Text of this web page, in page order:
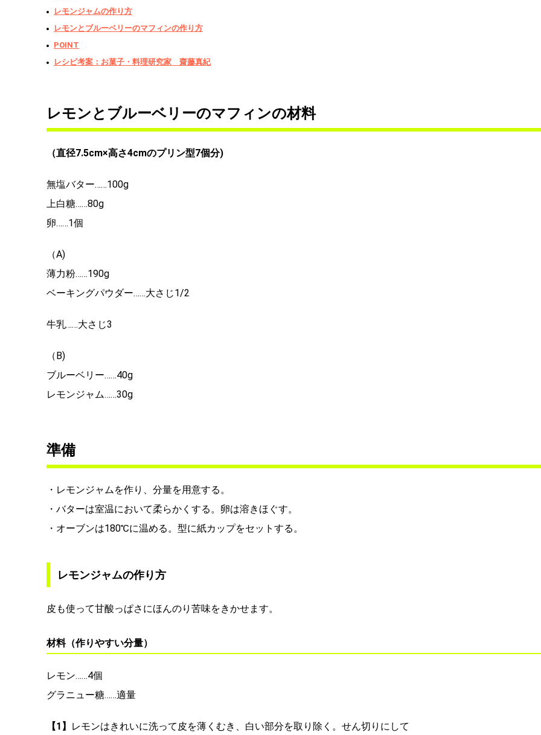
レモンジャムの作り方
レモンとブルーベリーのマフィンの作り方
POINT
レシピ考案：お菓子・料理研究家 齋藤真紀
レモンとブルーベリーのマフィンの材料
（直径7.5cm×高さ4cmのプリン型7個分)
無塩バター……100g
上白糖……80g
卵……1個
（A)
薄力粉……190g
ベーキングパウダー……大さじ1/2
牛乳……大さじ3
（B)
ブルーベリー……40g
レモンジャム……30g
準備
・レモンジャムを作り、分量を用意する。
・バターは室温において柔らかくする。卵は溶きほぐす。
・オーブンは180℃に温める。型に紙カップをセットする。
レモンジャムの作り方
皮も使って甘酸っぱさにほんのり苦味をきかせます。
材料（作りやすい分量）
レモン……4個
グラニュー糖……適量
【1】
レモンはきれいに洗って皮を薄くむき、白い部分を取り除く。せん切りにして